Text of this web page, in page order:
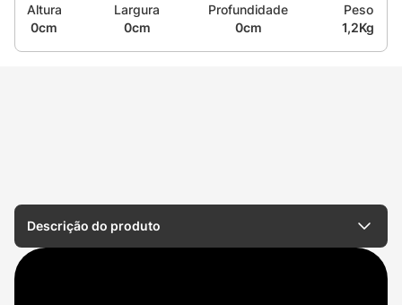
Altura
0cm
Largura
0cm
Profundidade
0cm
Peso
1,2Kg
Descrição do produto